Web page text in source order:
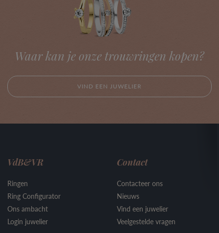
Waar kan je onze trouwringen kopen?
VIND EEN JUWELIER
VdB&VR
Ringen
Ring Configurator
Ons ambacht
Login juwelier
Contact
Contacteer ons
Nieuws
Vind een juwelier
Veelgestelde vragen